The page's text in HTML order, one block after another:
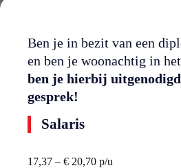
Ben je in bezit van een
en ben je woonachtig in
ben je hierbij
gesprek!
Salaris
17,37 – € 20,70 p/u